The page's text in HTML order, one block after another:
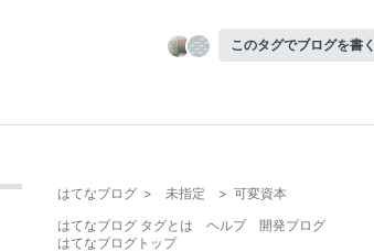
このタグでブログを書く
はてなブログ > 未指定 > 可変資本
はてなブログ タグとは
ヘルプ
開発ブログ
はてなブログトップ